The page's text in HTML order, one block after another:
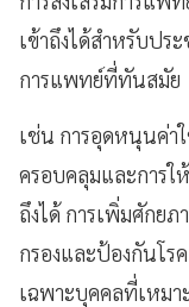
เข้าถึงได้สำหรับปร
การแพทย์ที่ทันสมัย
เช่น การอุดหนุนค่า
ครอบคลุมและการใ
ถึงได้ การเพิ่มศักย
กรองและป้องกันโร
เฉพาะบุคคลที่เหมา